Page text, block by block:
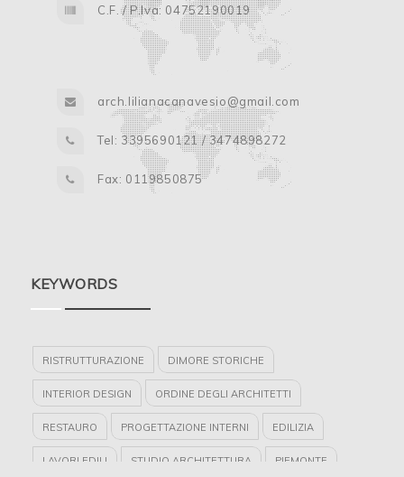
C.F. / P.Iva: 04752190019
arch.lilianacanavesio@gmail.com
Tel: 3395690121 / 3474898272
Fax: 0119850875
KEYWORDS
RISTRUTTURAZIONE DIMORE STORICHE
INTERIOR DESIGN ORDINE DEGLI ARCHITETTI
RESTAURO PROGETTAZIONE INTERNI EDILIZIA
LAVORI EDILI STUDIO ARCHITETTURA PIEMONTE